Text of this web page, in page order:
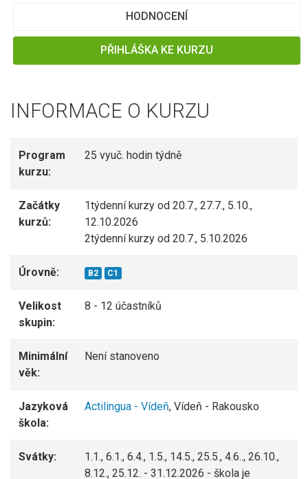
HODNOCENÍ
PŘIHLÁŠKA KE KURZU
INFORMACE O KURZU
Program
kurzu:
25 vyuč. hodin týdně
Začátky
kurzů:
1týdenní kurzy od 20.7., 27.7., 5.10.,
12.10.2026
2týdenní kurzy od 20.7., 5.10.2026
Úrovně: B2 C1
Velikost
skupin:
8 - 12 účastníků
Minimální
věk:
Není stanoveno
Jazyková
škola:
Actilingua - Vídeň, Vídeň - Rakousko
Svátky:
1.1., 6.1., 6.4., 1.5., 14.5., 25.5., 4.6.., 26.10.,
8.12., 25.12. - 31.12.2026 - škola je